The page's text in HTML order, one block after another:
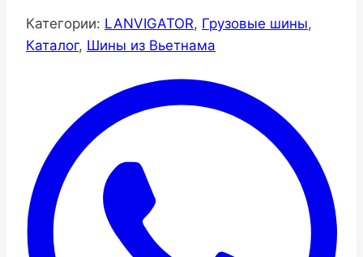
Категории: LANVIGATOR, Грузовые шины,
Каталог, Шины из Вьетнама